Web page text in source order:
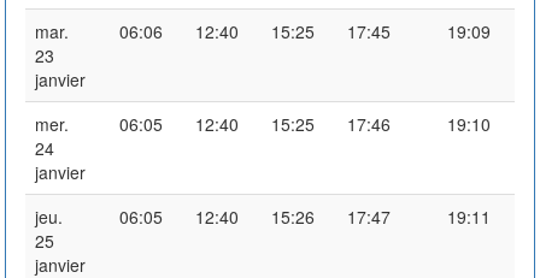
mar.
23
janvier
06:06 12:40 15:25 17:45 19:09
mer.
24
janvier
06:05 12:40 15:25 17:46 19:10
jeu.
25
janvier
06:05 12:40 15:26 17:47 19:11